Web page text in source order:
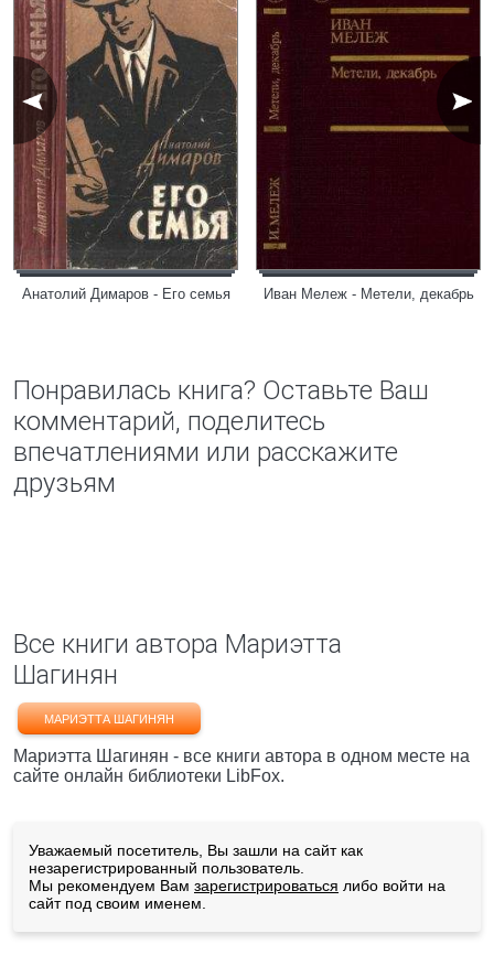
Анатолий Димаров - Его семья Иван Мележ - Метели, декабрь
Понравилась книга? Оставьте Ваш
комментарий, поделитесь
впечатлениями или расскажите
друзьям
Все книги автора Мариэтта
Шагинян
МАРИЭТТА ШАГИНЯН
Мариэтта Шагинян - все книги автора в одном месте на
сайте онлайн библиотеки LibFox.
Уважаемый посетитель, Вы зашли на сайт как
незарегистрированный пользователь.
Мы рекомендуем Вам зарегистрироваться либо войти на
сайт под своим именем.